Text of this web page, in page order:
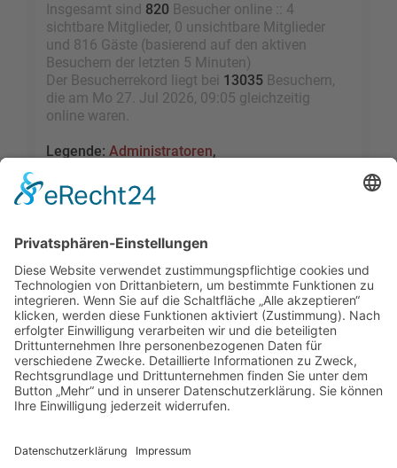
Insgesamt sind 820 Besucher online :: 4
sichtbare Mitglieder, 0 unsichtbare Mitglieder
und 816 Gäste (basierend auf den aktiven
Besuchern der letzten 5 Minuten)
Der Besucherrekord liegt bei 13035 Besuchern,
die am Mo 27. Jul 2026, 09:05 gleichzeitig
online waren.
Legende: Administratoren,
Kürzlich registrierte Benutzer
Beiträge insgesamt
109464
• Themen insgesamt
9528• Mitglieder insgesamt2455• Unser
neuestes Mitglied:sky1005